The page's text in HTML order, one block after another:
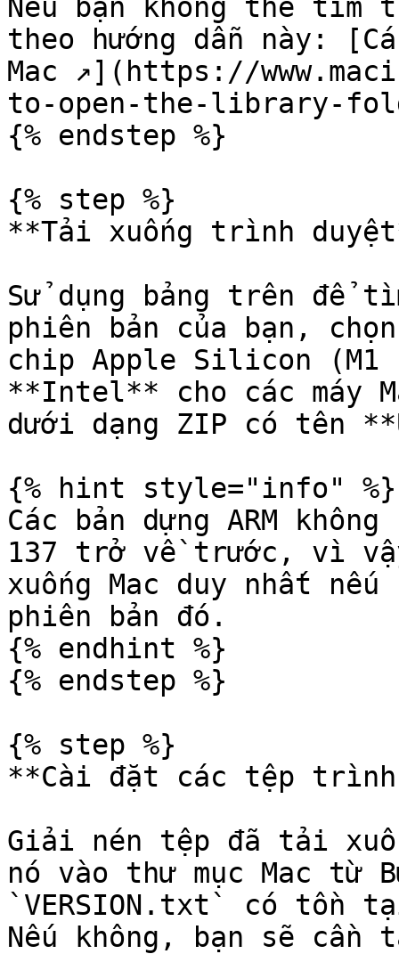
Nếu bạn không thể tìm
theo hướng dẫn này:
Mac ↗](https://
to-open-the-library-
{% endstep %}
{% step %}
**Tải xuống trình
Sử dụng bảng trên để
phiên bản của bạn,
chip Apple Silicon (M1
**Intel** cho các máy
dưới dạng ZIP có tên
{% hint style="info" %}
Các bản dựng ARM
137 trở về trước, vì
xuống Mac duy nhất
phiên bản đó.
{% endhint %}
{% endstep %}
{% step %}
**Cài đặt các tệp
Giải nén tệp đã tải
nó vào thư mục Mac từ
`VERSION.txt` có tồn
Nếu không, bạn sẽ cần